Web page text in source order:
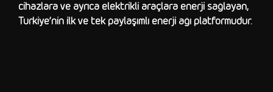
cihazlara ve ayrıca elektrikli araçlara enerji sağlayan,
Türkiye’nin ilk ve tek paylaşımlı enerji ağı platformudur.